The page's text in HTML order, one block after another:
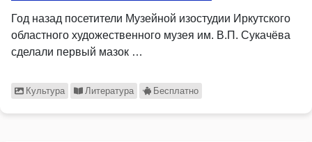
Год назад посетители Музейной изостудии Иркутского
областного художественного музея им. В.П. Сукачёва
сделали первый мазок …
Культура Литература Бесплатно